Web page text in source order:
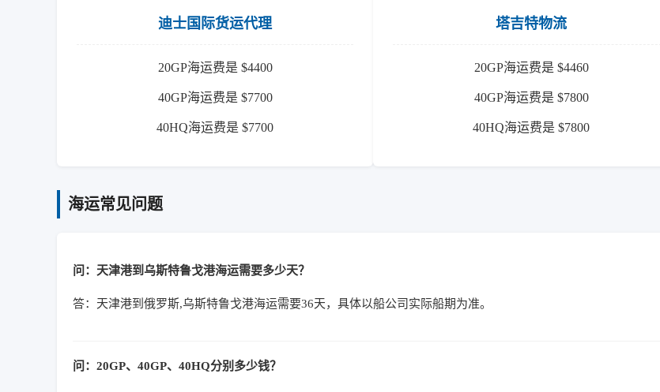
迪士国际货运代理
20GP海运费是 $4400
40GP海运费是 $7700
40HQ海运费是 $7700
塔吉特物流
20GP海运费是 $4460
40GP海运费是 $7800
40HQ海运费是 $7800
海运常见问题
问：天津港到乌斯特鲁戈港海运需要多少天？
答：天津港到俄罗斯,乌斯特鲁戈港海运需要36天，具体以船公司实际船期为准。
问：20GP、40GP、40HQ分别多少钱？